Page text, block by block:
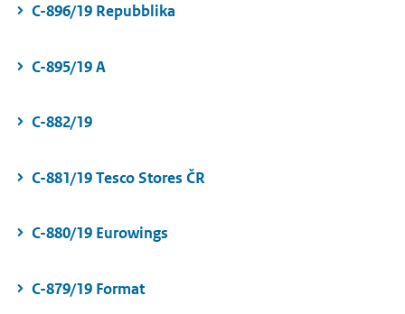
C-896/19 Repubblika
C-895/19 A
C-882/19
C-881/19 Tesco Stores ČR
C-880/19 Eurowings
C-879/19 Format